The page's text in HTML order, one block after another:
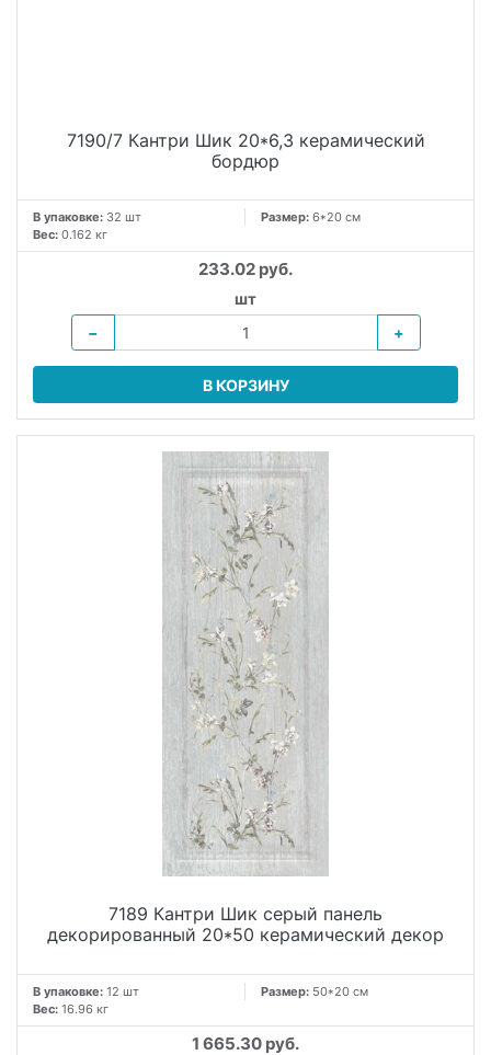
7190/7 Кантри Шик 20*6,3 керамический
бордюр
В упаковке: 32 шт Размер: 6*20 см
Вес: 0.162 кг
233.02 руб.
шт
−
+
В КОРЗИНУ
7189 Кантри Шик серый панель
декорированный 20*50 керамический декор
В упаковке: 12 шт Размер: 50*20 см
Вес: 16.96 кг
1 665.30 руб.